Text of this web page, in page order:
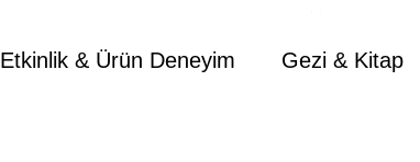
Etkinlik & Ürün Deneyim Gezi & Kitap